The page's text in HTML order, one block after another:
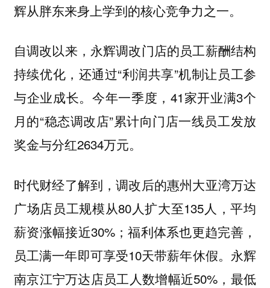
辉从胖东来身上学到的核心竞争力之一。
自调改以来，永辉调改门店的员工薪酬结构
持续优化，还通过“利润共享”机制让员工参
与企业成长。今年一季度，41家开业满3个
月的“稳态调改店”累计向门店一线员工发放
奖金与分红2634万元。
时代财经了解到，调改后的惠州大亚湾万达
广场店员工规模从80人扩大至135人，平均
薪资涨幅接近30%；福利体系也更趋完善，
员工满一年即可享受10天带薪年休假。永辉
南京江宁万达店员工人数增幅近50%，最低